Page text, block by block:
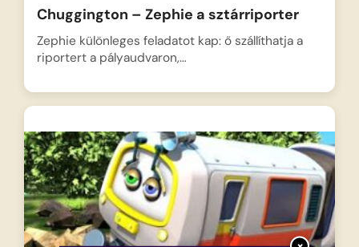
Chuggington – Zephie a sztárriporter
Zephie különleges feladatot kap: ő szállíthatja a
riportert a pályaudvaron,…